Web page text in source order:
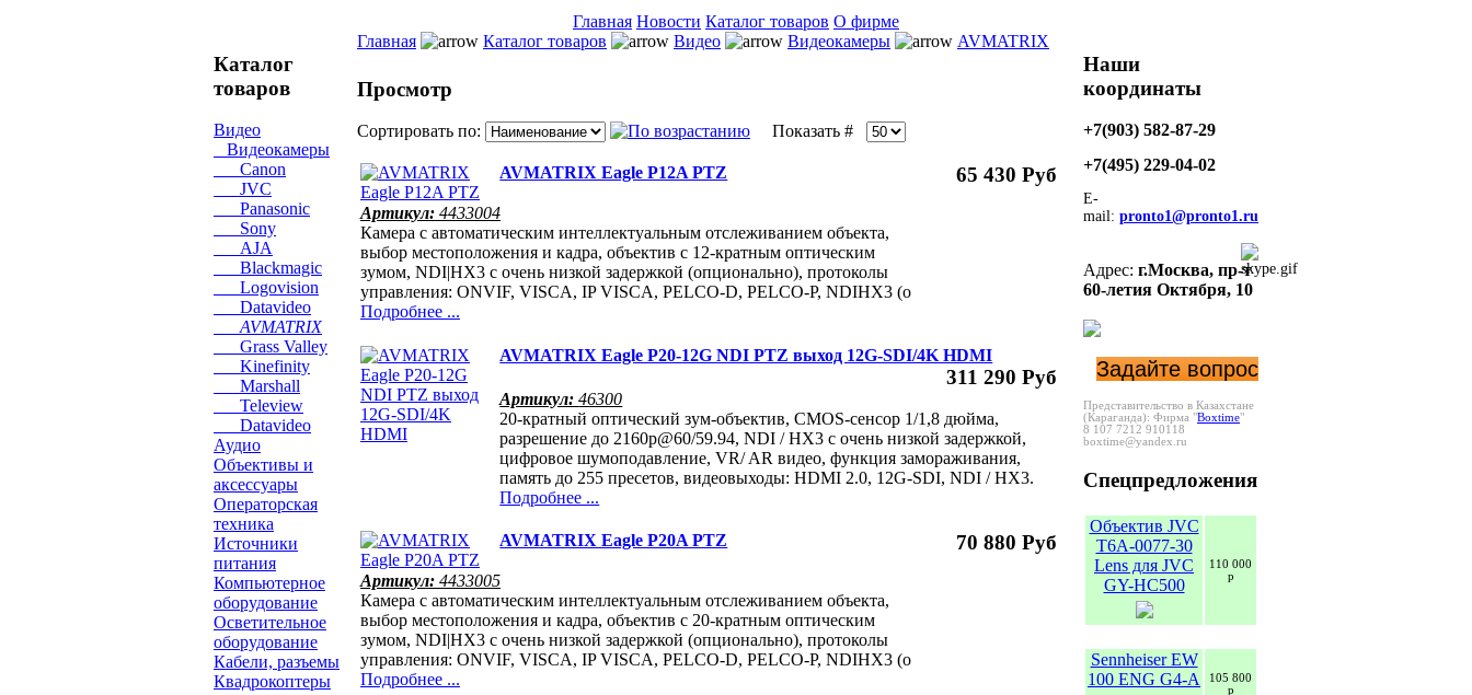
Главная Новости Каталог товаров О фирме
Каталог
товаров
Видео
Видеокамеры
Canon
JVC
Panasonic
Sony
AJA
Blackmagic
Logovision
Datavideo
AVMATRIX
Grass Valley
Kinefinity
Marshall
Teleview
Datavideo
Аудио
Объективы и
аксессуары
Операторская
техника
Источники
питания
Компьютерное
оборудование
Осветительное
оборудование
Кабели, разъемы
Квадрокоптеры
Главная Каталог товаров Видео Видеокамеры AVMATRIX
Просмотр
Сортировать по: Показать #
AVMATRIX Eagle P12A PTZ 65 430 Руб
Артикул: 4433004
Камера с автоматическим интеллектуальным отслеживанием объекта,
выбор местоположения и кадра, объектив с 12-кратным оптическим
зумом, NDI|HX3 с очень низкой задержкой (опционально), протоколы
управления: ONVIF, VISCA, IP VISCA, PELCO-D, PELCO-P, NDIHX3 (о
Подробнее ...
AVMATRIX Eagle P20-12G NDI PTZ выход 12G-SDI/4K HDMI
311 290 Руб
Артикул:46300
20-кратный оптический зум-объектив, CMOS-сенсор 1/1,8 дюйма,
разрешение до 2160р@60/59.94, NDI / HX3 с очень низкой задержкой,
цифровое шумоподавление, VR/ AR видео, функция замораживания,
память до 255 пресетов, видеовыходы: HDMI 2.0, 12G-SDI, NDI / HX3.
Подробнее ...
AVMATRIX Eagle P20A PTZ 70 880 Руб
Артикул: 4433005
Камера с автоматическим интеллектуальным отслеживанием объекта,
выбор местоположения и кадра, объектив с 20-кратным оптическим
зумом, NDI|HX3 с очень низкой задержкой (опционально), протоколы
управления: ONVIF, VISCA, IP VISCA, PELCO-D, PELCO-P, NDIHX3 (о
Подробнее ...
Наши
координаты
+7(903) 582-87-29
+7(495) 229-04-02
E-
mail: pronto1@pronto1.ru
Адрес: г.Москва, пр-т
60-летия Октября, 10
Задайте вопрос
Представительство в Казахстане
(Караганда): Фирма "Boxtime"
8 107 7212 910118
boxtime@yandex.ru
Спецпредложения
Объектив JVC
T6A-0077-30
Lens для JVC
GY-HC500
110 000
р
Sennheiser EW
100 ENG G4-A
105 800
р